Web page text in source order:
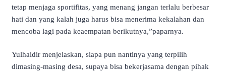
tetap menjaga sportifitas, yang menang jangan terlalu berbesar
hati dan yang kalah juga harus bisa menerima kekalahan dan
mencoba lagi pada keaempatan berikutnya,”paparnya.
Yulhaidir menjelaskan, siapa pun nantinya yang terpilih
dimasing-masing desa, supaya bisa bekerjasama dengan pihak